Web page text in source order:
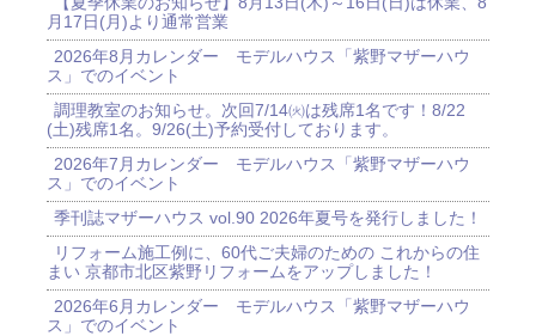
月17日(月)より通常営業
2026年8月カレンダー モデルハウス「紫野マザーハウ
ス」でのイベント
調理教室のお知らせ。次回7/14㈫は残席1名です！8/22
(土)残席1名。9/26(土)予約受付しております。
2026年7月カレンダー モデルハウス「紫野マザーハウ
ス」でのイベント
季刊誌マザーハウス vol.90 2026年夏号を発行しました！
リフォーム施工例に、60代ご夫婦のための これからの住
まい 京都市北区紫野リフォームをアップしました！
2026年6月カレンダー モデルハウス「紫野マザーハウ
ス」でのイベント